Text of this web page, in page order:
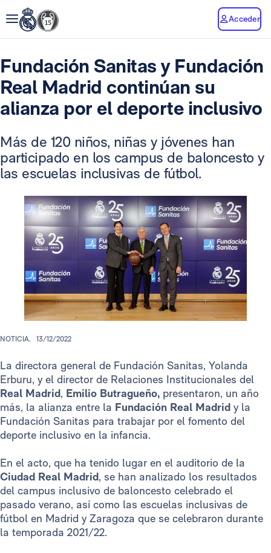
Acceder
Fundación Sanitas y Fundación
Real Madrid continúan su
alianza por el deporte inclusivo
Más de 120 niños, niñas y jóvenes han
participado en los campus de baloncesto y
las escuelas inclusivas de fútbol.
NOTICIA. 13/12/2022
La directora general de Fundación Sanitas, Yolanda
Erburu, y el director de Relaciones Institucionales del
Real Madrid, Emilio Butragueño, presentaron, un año
más, la alianza entre la Fundación Real Madrid y la
Fundación Sanitas para trabajar por el fomento del
deporte inclusivo en la infancia.
En el acto, que ha tenido lugar en el auditorio de la
Ciudad Real Madrid, se han analizado los resultados
del campus inclusivo de baloncesto celebrado el
pasado verano, así como las escuelas inclusivas de
fútbol en Madrid y Zaragoza que se celebraron durante
la temporada 2021/22.